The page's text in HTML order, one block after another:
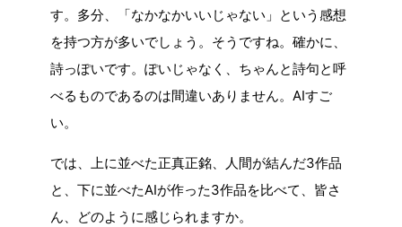
す。多分、「なかなかいいじゃない」という感想
を持つ方が多いでしょう。そうですね。確かに、
詩っぽいです。ぽいじゃなく、ちゃんと詩句と呼
べるものであるのは間違いありません。AIすご
い。
では、上に並べた正真正銘、人間が結んだ3作品
と、下に並べたAIが作った3作品を比べて、皆さ
ん、どのように感じられますか。